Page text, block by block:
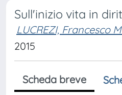
Sull'inizio vita in
LUCREZI, Francesco
2015
Scheda breve